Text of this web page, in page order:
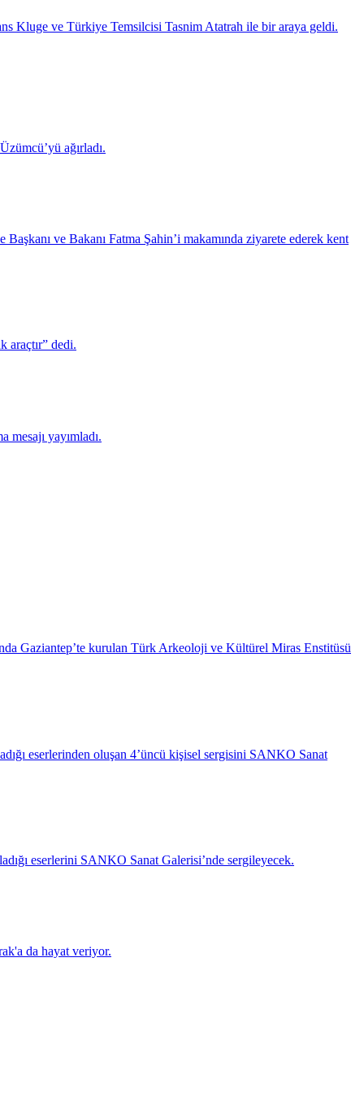
Kluge ve Türkiye Temsilcisi Tasnim Atatrah ile bir araya geldi.
ağırladı.
ve Bakanı Fatma Şahin’i makamında ziyarete ederek kent
araçtır” dedi.
yayımladı.
Gaziantep’te kurulan Türk Arkeoloji ve Kültürel Miras Enstitüsü
eserlerinden oluşan 4’üncü kişisel sergisini SANKO Sanat
eserlerini SANKO Sanat Galerisi’nde sergileyecek.
da hayat veriyor.